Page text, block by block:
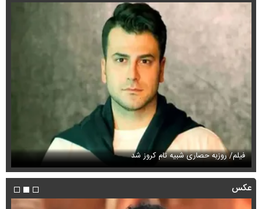
فیلم/ روزبه حصاری شبیه تام کروز شد
عکس